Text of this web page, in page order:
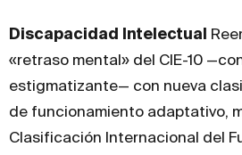
Discapacidad Intelectual
«retraso mental» del CIE-10
estigmatizante— con nueva
de funcionamiento adaptativo,
Clasificación Internacional del